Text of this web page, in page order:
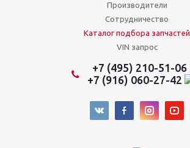
Производители
Сотрудничество
Каталог подбора запчастей
VIN запрос
+7 (495) 210-51-06
+7 (916) 060-27-42